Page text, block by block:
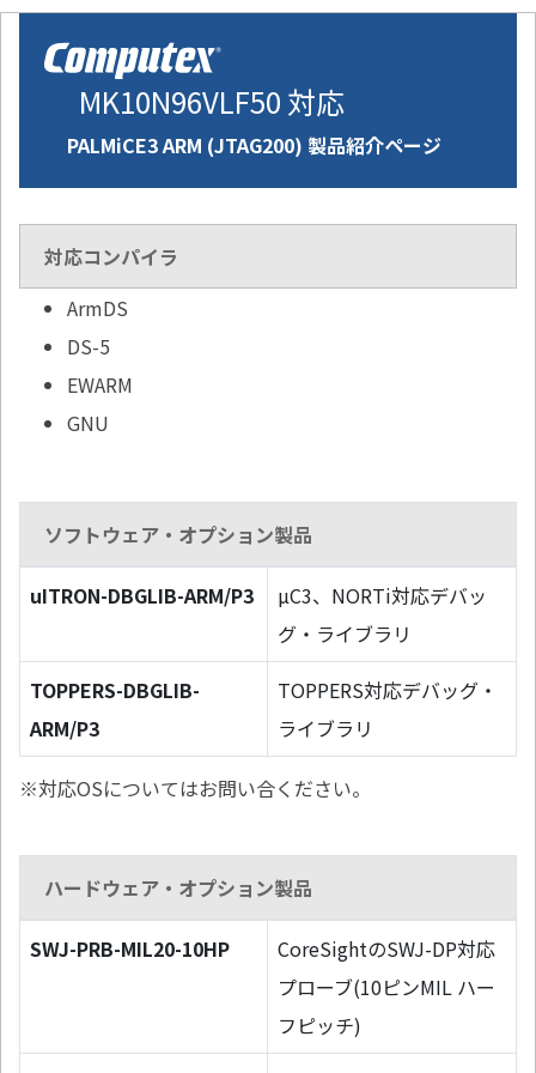
MK10N96VLF50 対応
PALMiCE3 ARM (JTAG200) 製品紹介ページ
対応コンパイラ
ArmDS
DS-5
EWARM
GNU
ソフトウェア・オプション製品
uITRON-DBGLIB-ARM/P3
µC3、NORTi対応デバッ
グ・ライブラリ
TOPPERS-DBGLIB-
ARM/P3
TOPPERS対応デバッグ・
ライブラリ
※対応OSについてはお問い合ください。
ハードウェア・オプション製品
SWJ-PRB-MIL20-10HP
CoreSightのSWJ-DP対応
プローブ(10ピンMIL ハー
フピッチ)